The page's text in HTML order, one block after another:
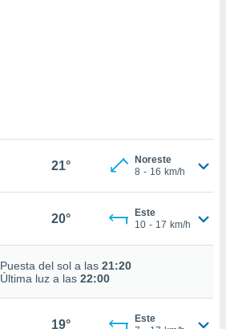
21°
Noreste
8 - 16 km/h
20°
Este
10 - 17 km/h
Puesta del sol a las 21:20
Última luz a las 22:00
19°
Este